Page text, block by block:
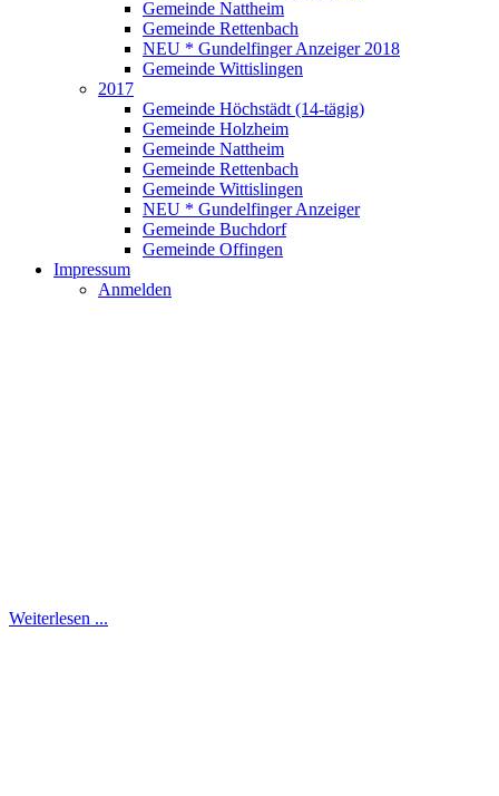
Gemeinde Nattheim
Gemeinde Rettenbach
NEU * Gundelfinger Anzeiger 2018
Gemeinde Wittislingen
2017
Gemeinde Höchstädt (14-tägig)
Gemeinde Holzheim
Gemeinde Nattheim
Gemeinde Rettenbach
Gemeinde Wittislingen
NEU * Gundelfinger Anzeiger
Gemeinde Buchdorf
Gemeinde Offingen
Impressum
Anmelden
Weiterlesen ...